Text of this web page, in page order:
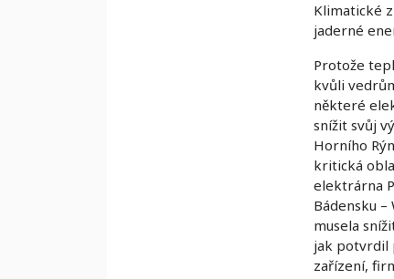
Klimatické
jaderné
Protože
kvůli
některé
snížit svůj
Horního
kritická
elektrárna
Bádensku
musela
jak potvrdil
zařízení,